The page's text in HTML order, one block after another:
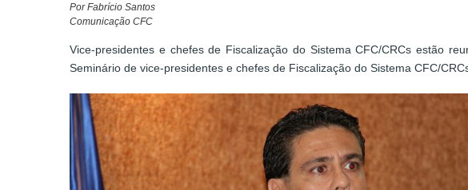
Por Fabrício Santos
Comunicação CFC
Vice-presidentes e chefes de Fiscalização do Sistema CFC/CRCs estão
Seminário de vice-presidentes e chefes de Fiscalização do Sistema CFC/